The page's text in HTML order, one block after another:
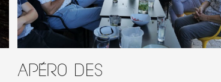
Apéro des